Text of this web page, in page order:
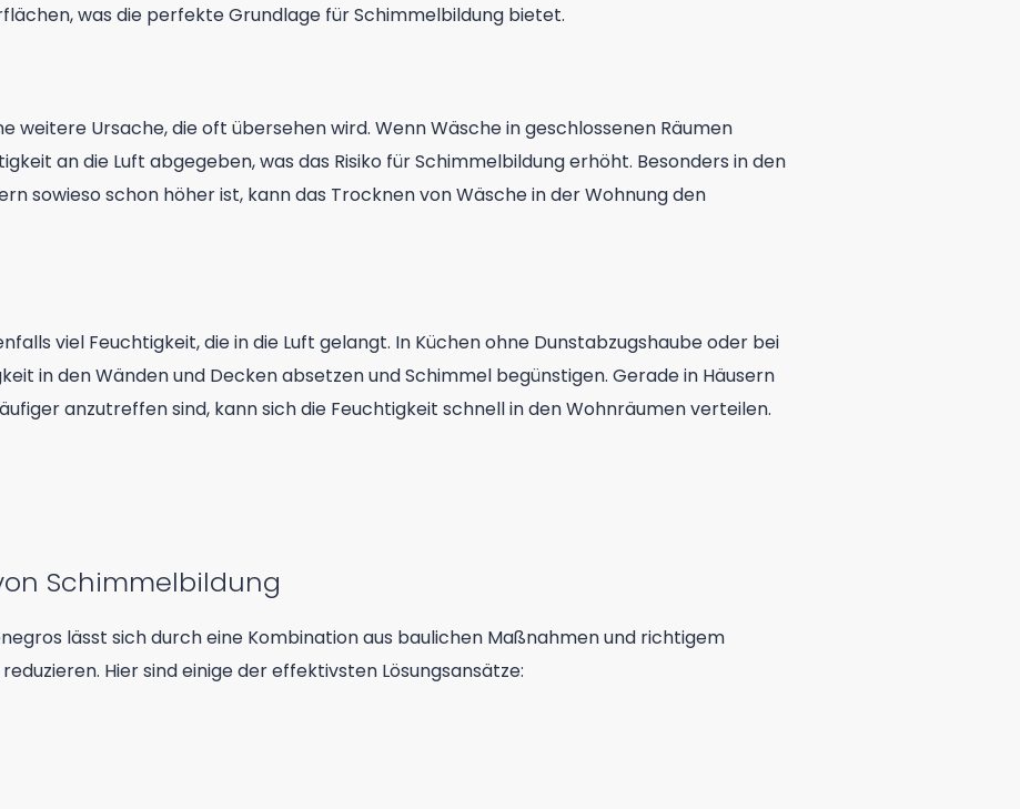
was die perfekte Grundlage für Schimmelbildung bietet.
weitere Ursache, die oft übersehen wird. Wenn Wäsche in geschlossenen Räumen
an die Luft abgegeben, was das Risiko für Schimmelbildung erhöht. Besonders in den
sowieso schon höher ist, kann das Trocknen von Wäsche in der Wohnung den
viel Feuchtigkeit, die in die Luft gelangt. In Küchen ohne Dunstabzugshaube oder bei
in den Wänden und Decken absetzen und Schimmel begünstigen. Gerade in Häusern
anzutreffen sind, kann sich die Feuchtigkeit schnell in den Wohnräumen verteilen.
Schimmelbildung
lässt sich durch eine Kombination aus baulichen Maßnahmen und richtigem
Hier sind einige der effektivsten Lösungsansätze: